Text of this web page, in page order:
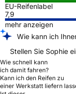
EU-Reifenlabel
7,9
mehr anzeigen
Wie kann ich
Stellen Sie Sophie
Wie schnell kann
ich damit fahren?
Kann ich den Reifen zu
einer Werkstatt liefern